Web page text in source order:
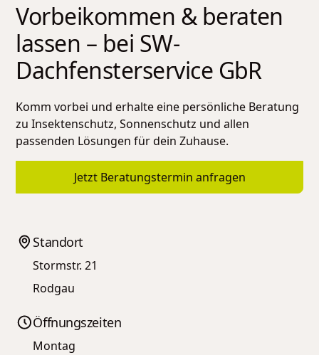
Vorbeikommen & beraten
lassen – bei SW-
Dachfensterservice GbR
Komm vorbei und erhalte eine persönliche Beratung
zu Insektenschutz, Sonnenschutz und allen
passenden Lösungen für dein Zuhause.
Jetzt Beratungstermin anfragen
Standort
Stormstr. 21
Rodgau
Öffnungszeiten
Montag